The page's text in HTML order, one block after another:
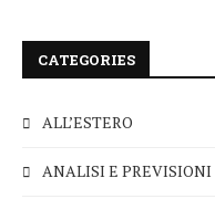
CATEGORIES
ALL’ESTERO
ANALISI E PREVISIONI